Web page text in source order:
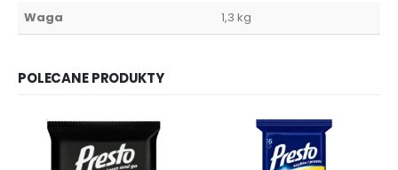
Waga 1,3 kg
POLECANE PRODUKTY